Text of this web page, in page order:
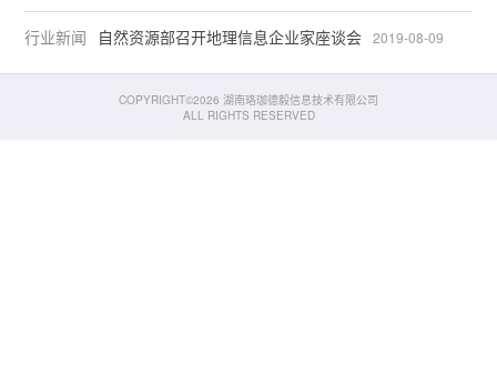
行业新闻 自然资源部召开地理信息企业家座谈会 2019-08-09
COPYRIGHT©2026 湖南珞珈德毅信息技术有限公司
ALL RIGHTS RESERVED